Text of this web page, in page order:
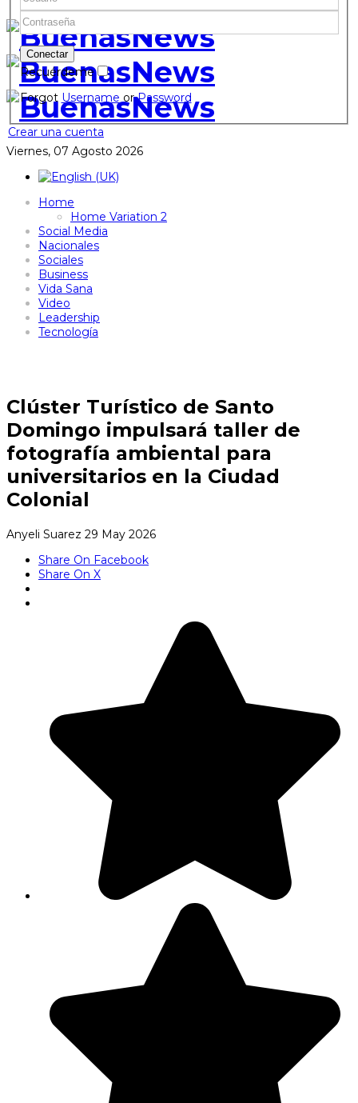
Viernes, 07 Agosto 2026
Recuérdeme
Forgot Username orPassword
Crear una cuenta
Home
Home Variation 2
Social Media
Nacionales
Sociales
Business
Vida Sana
Video
Leadership
Tecnología
Clúster Turístico de Santo
Domingo impulsará taller de
fotografía ambiental para
universitarios en la Ciudad
Colonial
Anyeli Suarez 29 May 2026
Share On Facebook
Share On X